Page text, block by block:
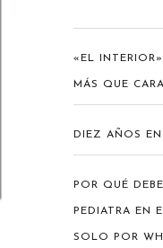
«EL
MÁS QUE
DIEZ AÑOS EN
POR QUÉ
PEDIATRA EN
SOLO POR